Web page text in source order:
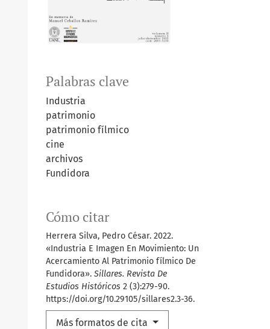
Palabras clave
Industria
patrimonio
patrimonio fílmico
cine
archivos
Fundidora
Cómo citar
Herrera Silva, Pedro César. 2022.
«Industria E Imagen En Movimiento: Un
Acercamiento Al Patrimonio fílmico De
Fundidora». Sillares. Revista De
Estudios Históricos 2 (3):279-90.
https://doi.org/10.29105/sillares2.3-36.
Más formatos de cita